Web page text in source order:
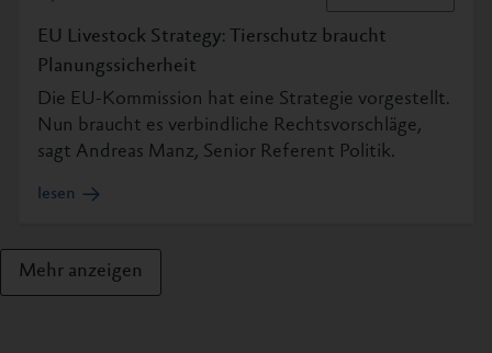
EU Livestock Strategy: Tierschutz braucht
Planungssicherheit
Die EU-Kommission hat eine Strategie vorgestellt.
Nun braucht es verbindliche Rechtsvorschläge,
sagt Andreas Manz, Senior Referent Politik.
lesen
Mehr anzeigen